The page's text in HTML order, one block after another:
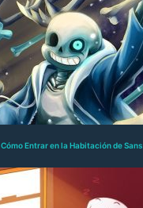
Cómo Entrar en la Habitación de Sans